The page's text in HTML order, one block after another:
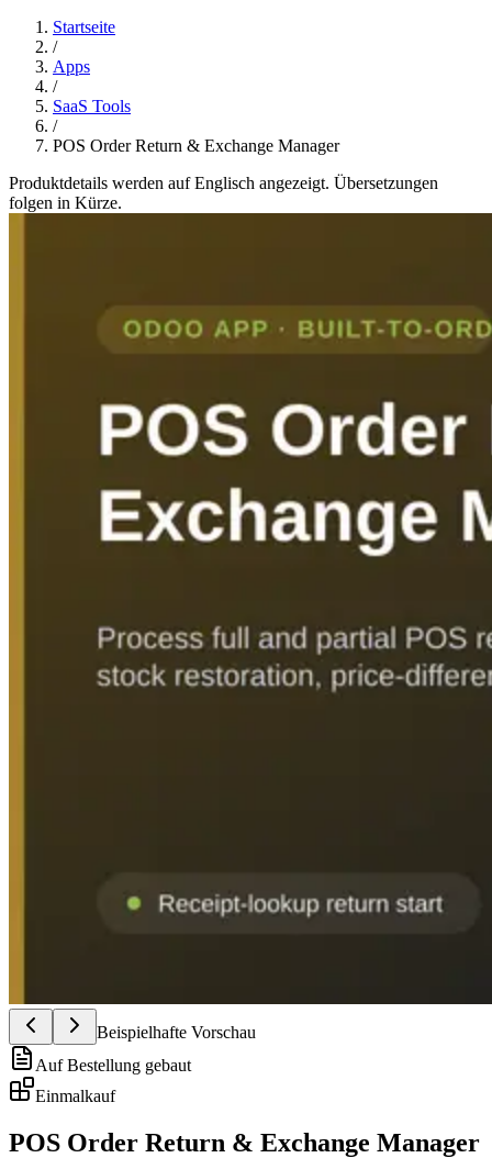
Startseite
/
Apps
/
SaaS Tools
/
POS Order Return & Exchange Manager
Produktdetails werden auf Englisch angezeigt. Übersetzungen
folgen in Kürze.
Beispielhafte Vorschau
Auf Bestellung gebaut
Einmalkauf
POS Order Return & Exchange Manager